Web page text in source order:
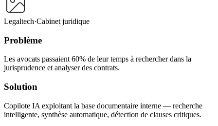
Legaltech·Cabinet juridique
Problème
Les avocats passaient 60% de leur temps à rechercher dans la
jurisprudence et analyser des contrats.
Solution
Copilote IA exploitant la base documentaire interne — recherche
intelligente, synthèse automatique, détection de clauses critiques.